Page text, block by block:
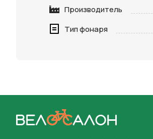
Производитель
Тип фонаря